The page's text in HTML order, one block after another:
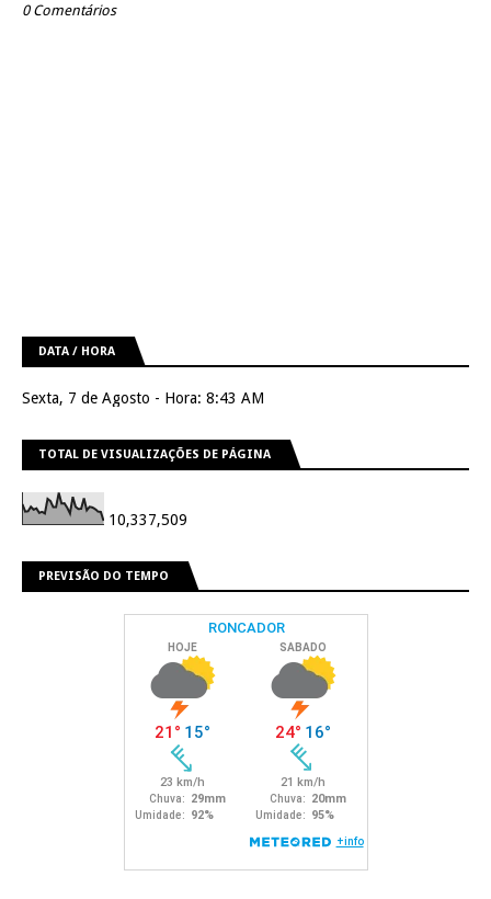
0 Comentários
DATA / HORA
Sexta, 7 de Agosto - Hora: 8:43 AM
TOTAL DE VISUALIZAÇÕES DE PÁGINA
10,337,509
PREVISÃO DO TEMPO